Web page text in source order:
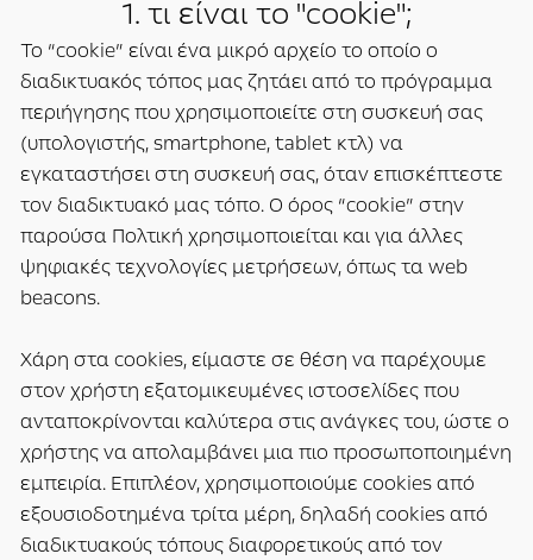
1. τι είναι το "cookie";
Το “cookie” είναι ένα μικρό αρχείο το οποίο ο
διαδικτυακός τόπος μας ζητάει από το πρόγραμμα
περιήγησης που χρησιμοποιείτε στη συσκευή σας
(υπολογιστής, smartphone, tablet κτλ) να
εγκαταστήσει στη συσκευή σας, όταν επισκέπτεστε
τον διαδικτυακό μας τόπο. Ο όρος “cookie” στην
παρούσα Πολτική χρησιμοποιείται και για άλλες
ψηφιακές τεχνολογίες μετρήσεων, όπως τα web
beacons.
Χάρη στα cookies, είμαστε σε θέση να παρέχουμε
στον χρήστη εξατομικευμένες ιστοσελίδες που
ανταποκρίνονται καλύτερα στις ανάγκες του, ώστε ο
χρήστης να απολαμβάνει μια πιο προσωποποιημένη
εμπειρία. Επιπλέον, χρησιμοποιούμε cookies από
εξουσιοδοτημένα τρίτα μέρη, δηλαδή cookies από
διαδικτυακούς τόπους διαφορετικούς από τον